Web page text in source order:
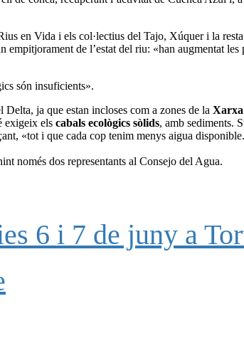
en Vida i els col·lectius del Tajo, Xúquer i la
de l’estat del riu: «han augmentat
són insuficients».
ja que estan incloses com a zones de la
exigeix els cabals ecològics sòlids, amb sediments.
«tot i que cada cop tenim menys aigua
només dos representants al Consejo del Agua.
6 i 7 de juny a